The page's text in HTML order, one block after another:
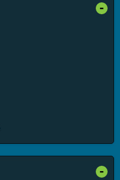
-
-